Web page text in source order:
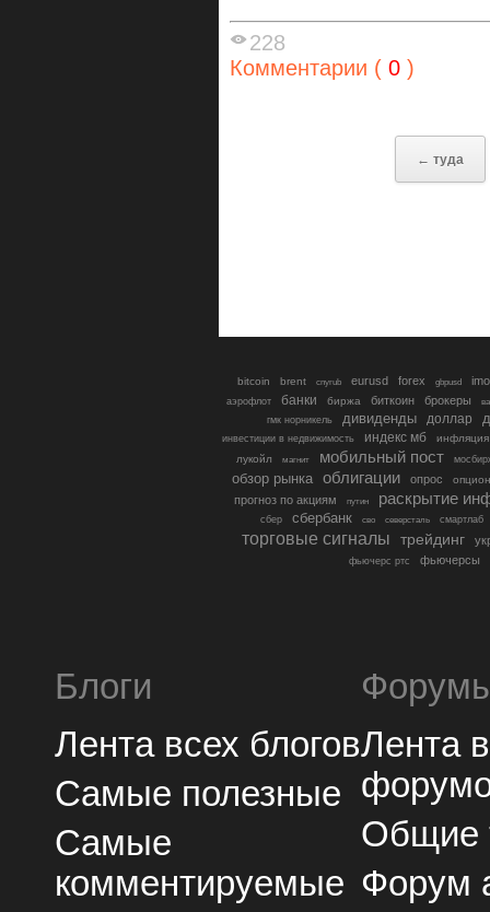
228
Комментарии ( 0 )
← туда
bitcoin brent cnyrub eurusd forex gbpusd
аэрофлот банки биржа биткоин брокеры
гмк норникель
дивиденды доллар
инвестиции в недвижимость индекс мб
инфляция
лукойл
магнит мобильный пост
обзор рынка облигации опрос
прогноз по акциям путин раскрытие
сбер сбербанк сво северсталь смартлаб
торговые сигналы трейдинг
фьючерс ртс фьючерсы
Блоги
Лента всех блогов
Самые полезные
Самые
комментируемые
Лента
Общие
Форум